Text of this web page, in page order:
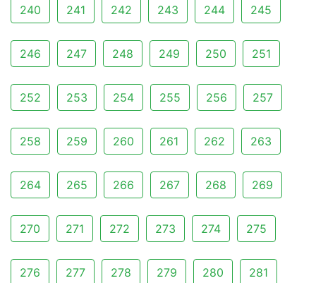
240 241 242 243 244 245
246 247 248 249 250 251
252 253 254 255 256 257
258 259 260 261 262 263
264 265 266 267 268 269
270 271 272 273 274 275
276 277 278 279 280 281